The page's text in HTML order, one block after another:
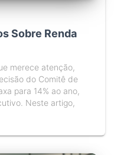
Sobre Renda
merece atenção,
do Comitê de
para 14% ao ano,
Neste artigo,